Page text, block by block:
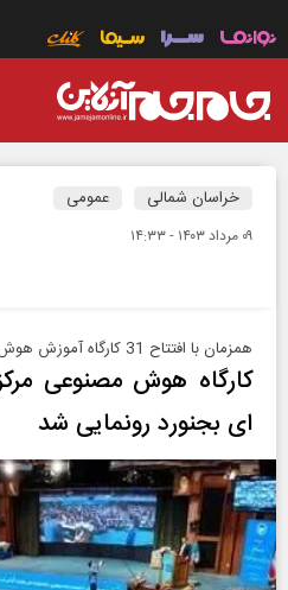
خراسان شمالی عمومی
۰۹ مرداد ۱۴۰۳ - ۱۴:۳۳
همزمان با افتتاح 31 کارگاه آموزش هوش مصنوعی در سراسر کشور
کارگاه هوش مصنوعی
ای بجنورد رونمایی شد